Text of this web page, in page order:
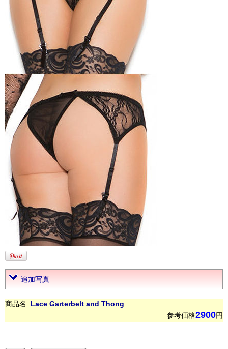
追加写真
商品名: Lace Garterbelt and Thong
参考価格2900円